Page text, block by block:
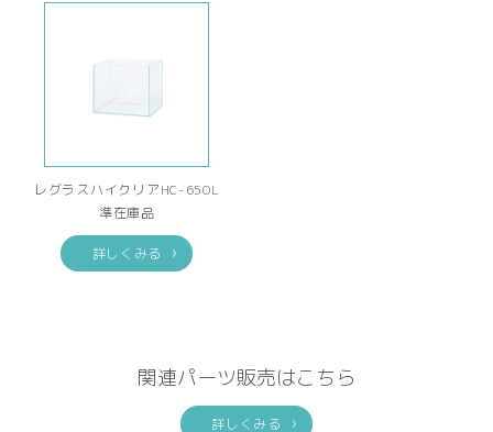
レグラスハイクリアHC-650L
準在庫品
詳しくみる
関連パーツ販売はこちら
詳しくみる